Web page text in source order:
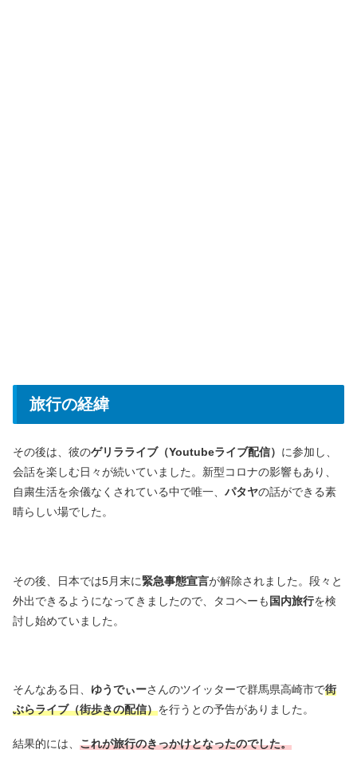
旅行の経緯
その後は、彼のゲリラライブ（Youtubeライブ配信） に参加し、
会話を楽しむ日々が続いていました。新型コロナの影響もあり、
自粛生活を余儀なくされている中で唯一、 パタヤの話ができる素
晴らしい場でした。
その後、日本では5月末に緊急事態宣言が解除されました。段々と
外出できるようになってきましたので、タコヘーも 国内旅行を検
討し始めていました。
そんなある日、 ゆうでぃーさんのツイッターで群馬県高崎市で街
ぶらライブ（街歩きの配信）を行うとの予告がありました。
結果的には、 これが旅行のきっかけとなったのでした。